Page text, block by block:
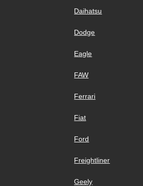
Daihatsu
Dodge
Eagle
FAW
Ferrari
Fiat
Ford
Freightliner
Geely